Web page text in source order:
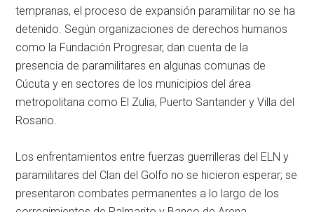
tempranas, el proceso de expansión paramilitar no se ha
detenido. Según organizaciones de derechos humanos
como la Fundación Progresar, dan cuenta de la
presencia de paramilitares en algunas comunas de
Cúcuta y en sectores de los municipios del área
metropolitana como El Zulia, Puerto Santander y Villa del
Rosario.
Los enfrentamientos entre fuerzas guerrilleras del ELN y
paramilitares del Clan del Golfo no se hicieron esperar; se
presentaron combates permanentes a lo largo de los